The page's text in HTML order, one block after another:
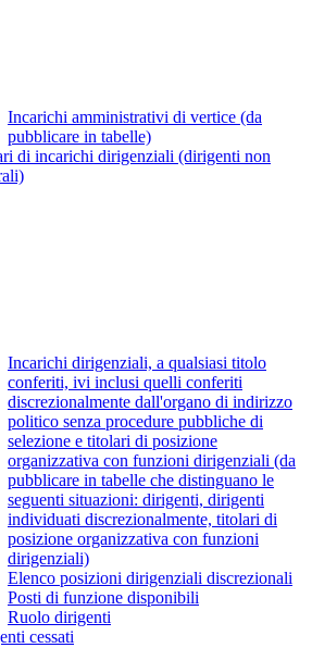
Incarichi amministrativi di vertice (da
pubblicare in tabelle)
di incarichi dirigenziali (dirigenti non
Incarichi dirigenziali, a qualsiasi titolo
conferiti, ivi inclusi quelli conferiti
discrezionalmente dall'organo di indirizzo
politico senza procedure pubbliche di
selezione e titolari di posizione
organizzativa con funzioni dirigenziali (da
pubblicare in tabelle che distinguano le
seguenti situazioni: dirigenti, dirigenti
individuati discrezionalmente, titolari di
posizione organizzativa con funzioni
dirigenziali)
Elenco posizioni dirigenziali discrezionali
Posti di funzione disponibili
Ruolo dirigenti
cessati